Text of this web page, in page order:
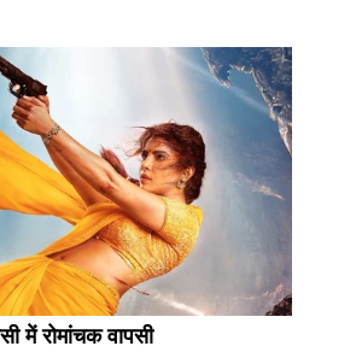
में रोमांचक वापसी